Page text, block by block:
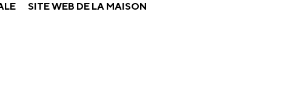
SITE WEB DE LA MAISON